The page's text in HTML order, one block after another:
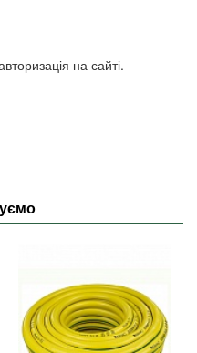
на сайті.